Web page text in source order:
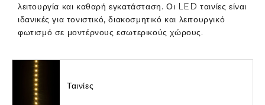
λειτουργία και καθαρή εγκατάσταση. Οι LED ταινίες είναι
ιδανικές για τονιστικό, διακοσμητικό και λειτουργικό
φωτισμό σε μοντέρνους εσωτερικούς χώρους.
Ταινίες